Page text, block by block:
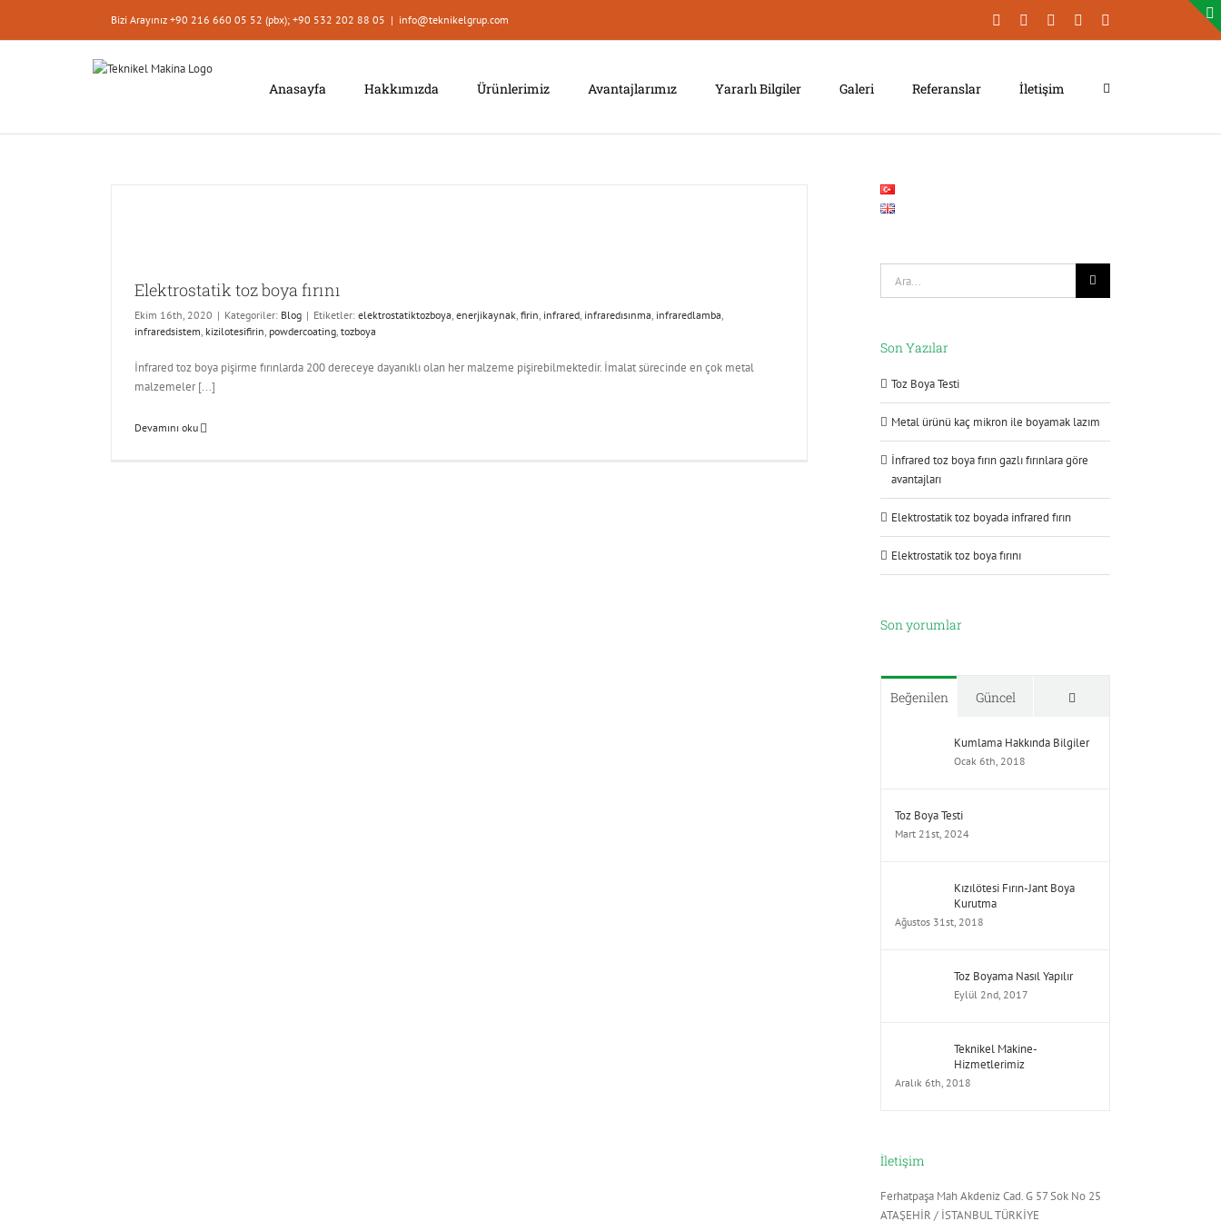
Bizi Arayınız +90 216 660 05 52 (pbx); +90 532 202 88 05 | info@teknikelgrup.com FacebookLinkedInYouTubeInstagram
Anasayfa Hakkımızda Ürünlerimiz Avantajlarımız Yararlı Bilgiler Galeri Referanslar İletişim
Elektrostatik toz boya fırını
Ekim 16th, 2020 | Kategoriler: Blog | Etiketler: elektrostatiktozboya, enerjikaynak, firin, infrared, infraredısınma, infraredlamba,
infraredsistem, kizilotesifirin, powdercoating, tozboya
İnfrared toz boya pişirme fırınlarda 200 dereceye dayanıklı olan her malzeme pişirebilmektedir. İmalat sürecinde en çok metal
malzemeler [...]
Devamını oku
Son Yazılar
Toz Boya Testi
Metal ürünü kaç mikron ile boyamak lazım
İnfrared toz boya fırın gazlı fırınlara göre
avantajları
Elektrostatik toz boyada infrared fırın
Elektrostatik toz boya fırını
Son yorumlar
Beğenilen Güncel Yorumlar
Kumlama Hakkında Bilgiler
Ocak 6th, 2018
Toz Boya Testi
Mart 21st, 2024
Kızılötesi Fırın-Jant Boya
Kurutma
Ağustos 31st, 2018
Toz Boyama Nasıl Yapılır
Eylül 2nd, 2017
Teknikel Makine-
Hizmetlerimiz
Aralık 6th, 2018
İletişim
Ferhatpaşa Mah Akdeniz Cad. G 57 Sok No 25
ATAŞEHİR / İSTANBUL TÜRKİYE